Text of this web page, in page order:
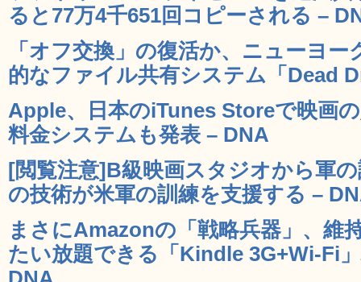
ると77万4千651回コピーされる –
「オフ交換」の復活か、ニューヨ
的なファイル共有システム「Dead
Apple、日本のiTunes Storeで映画
料金システムも発表 – DNA
[閲覧注意]B級映画スタジオから軍
の技術が米軍の訓練を支援する –
まさにAmazonの「戦略兵器」、維
たい放題できる「Kindle 3G+Wi-Fi